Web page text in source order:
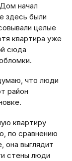
начал
здесь были
целые
квартира уже
сюда
что люди
район
квартиру
по сравнению
она выглядит
стены люди